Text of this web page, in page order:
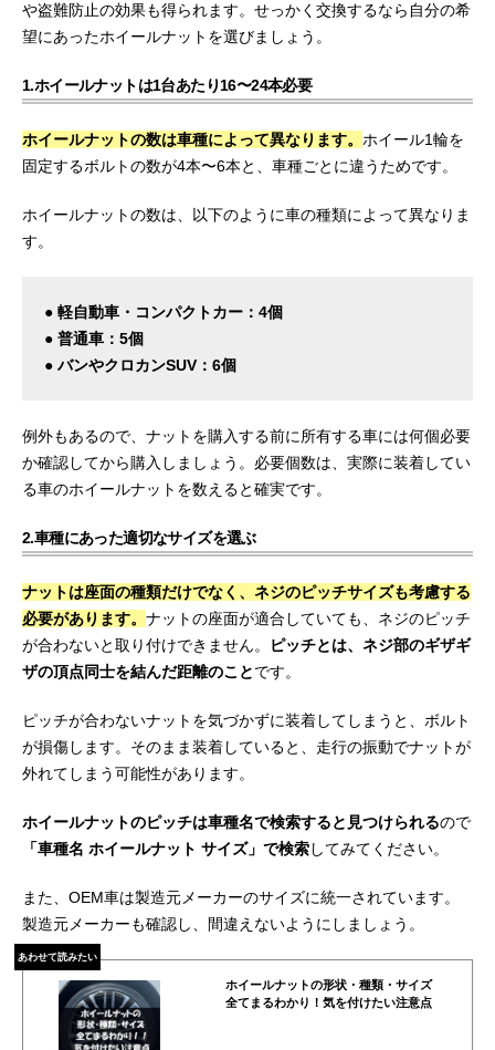
や盗難防止の効果も得られます。せっかく交換するなら自分の希
望にあったホイールナットを選びましょう。
1.ホイールナットは1台あたり16〜24本必要
ホイールナットの数は車種によって異なります。 ホイール1輪を
固定するボルトの数が4本〜6本と、車種ごとに違うためです。
ホイールナットの数は、以下のように車の種類によって異なりま
す。
● 軽自動車・コンパクトカー：4個
● 普通車：5個
● バンやクロカンSUV：6個
例外もあるので、ナットを購入する前に所有する車には何個必要
か確認してから購入しましょう。必要個数は、実際に装着してい
る車のホイールナットを数えると確実です。
2.車種にあった適切なサイズを選ぶ
ナットは座面の種類だけでなく、ネジのピッチサイズも考慮する
必要があります。 ナットの座面が適合していても、ネジのピッチ
が合わないと取り付けできません。
ピッチとは、ネジ部のギザギ
ザの頂点同士を結んだ距離のことです。
ピッチが合わないナットを気づかずに装着してしまうと、ボルト
が損傷します。そのまま装着していると、走行の振動でナットが
外れてしまう可能性があります。
ホイールナットのピッチは車種名で検索すると見つけられるので
「車種名 ホイールナット サイズ」で検索してみてください。
また、OEM車は製造元メーカーのサイズに統一されています。
製造元メーカーも確認し、間違えないようにしましょう。
あわせて読みたい
ホイールナットの形状・種類・サイズ
全てまるわかり！気を付けたい注意点